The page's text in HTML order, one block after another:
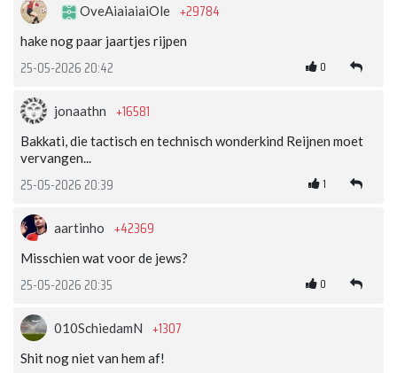
OveAiaiaiaiOle +29784
hake nog paar jaartjes rijpen
25-05-2026 20:42 0
jonaathn +16581
Bakkati, die tactisch en technisch wonderkind Reijnen moet
vervangen...
25-05-2026 20:39 1
aartinho +42369
Misschien wat voor de jews?
25-05-2026 20:35 0
010SchiedamN +1307
Shit nog niet van hem af!